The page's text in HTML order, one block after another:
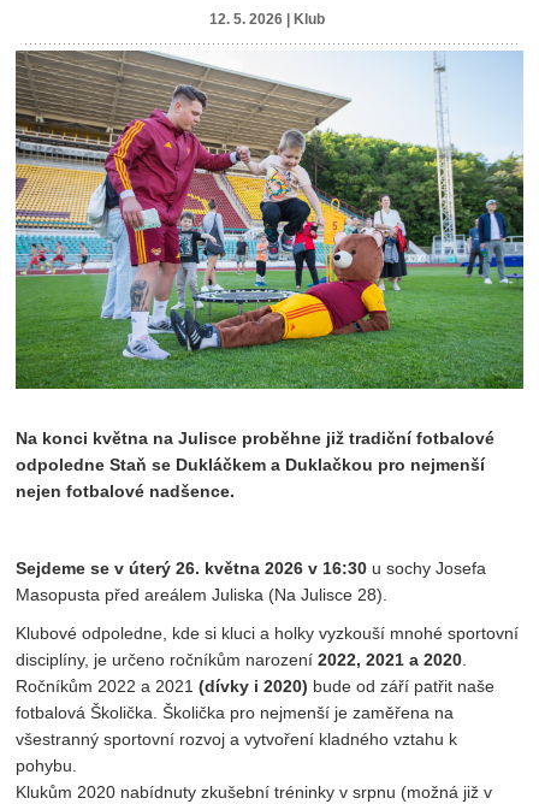
12. 5. 2026 | Klub
Na konci května na Julisce proběhne již tradiční fotbalové
odpoledne Staň se Dukláčkem a Duklačkou pro nejmenší
nejen fotbalové nadšence.
Sejdeme se v úterý 26. května 2026 v 16:30 u sochy Josefa
Masopusta před areálem Juliska (Na Julisce 28).
Klubové odpoledne, kde si kluci a holky vyzkouší mnohé sportovní
disciplíny, je určeno ročníkům narození2022, 2021 a 2020
Ročníkům 2022 a 2021(dívky i 2020) bude od září patřit naše
fotbalová Školička. Školička pro nejmenší je zaměřena na
všestranný sportovní rozvoj a vytvoření kladného vztahu k
pohybu.
Klukům 2020 nabídnuty zkušební tréninky v srpnu (možná již v